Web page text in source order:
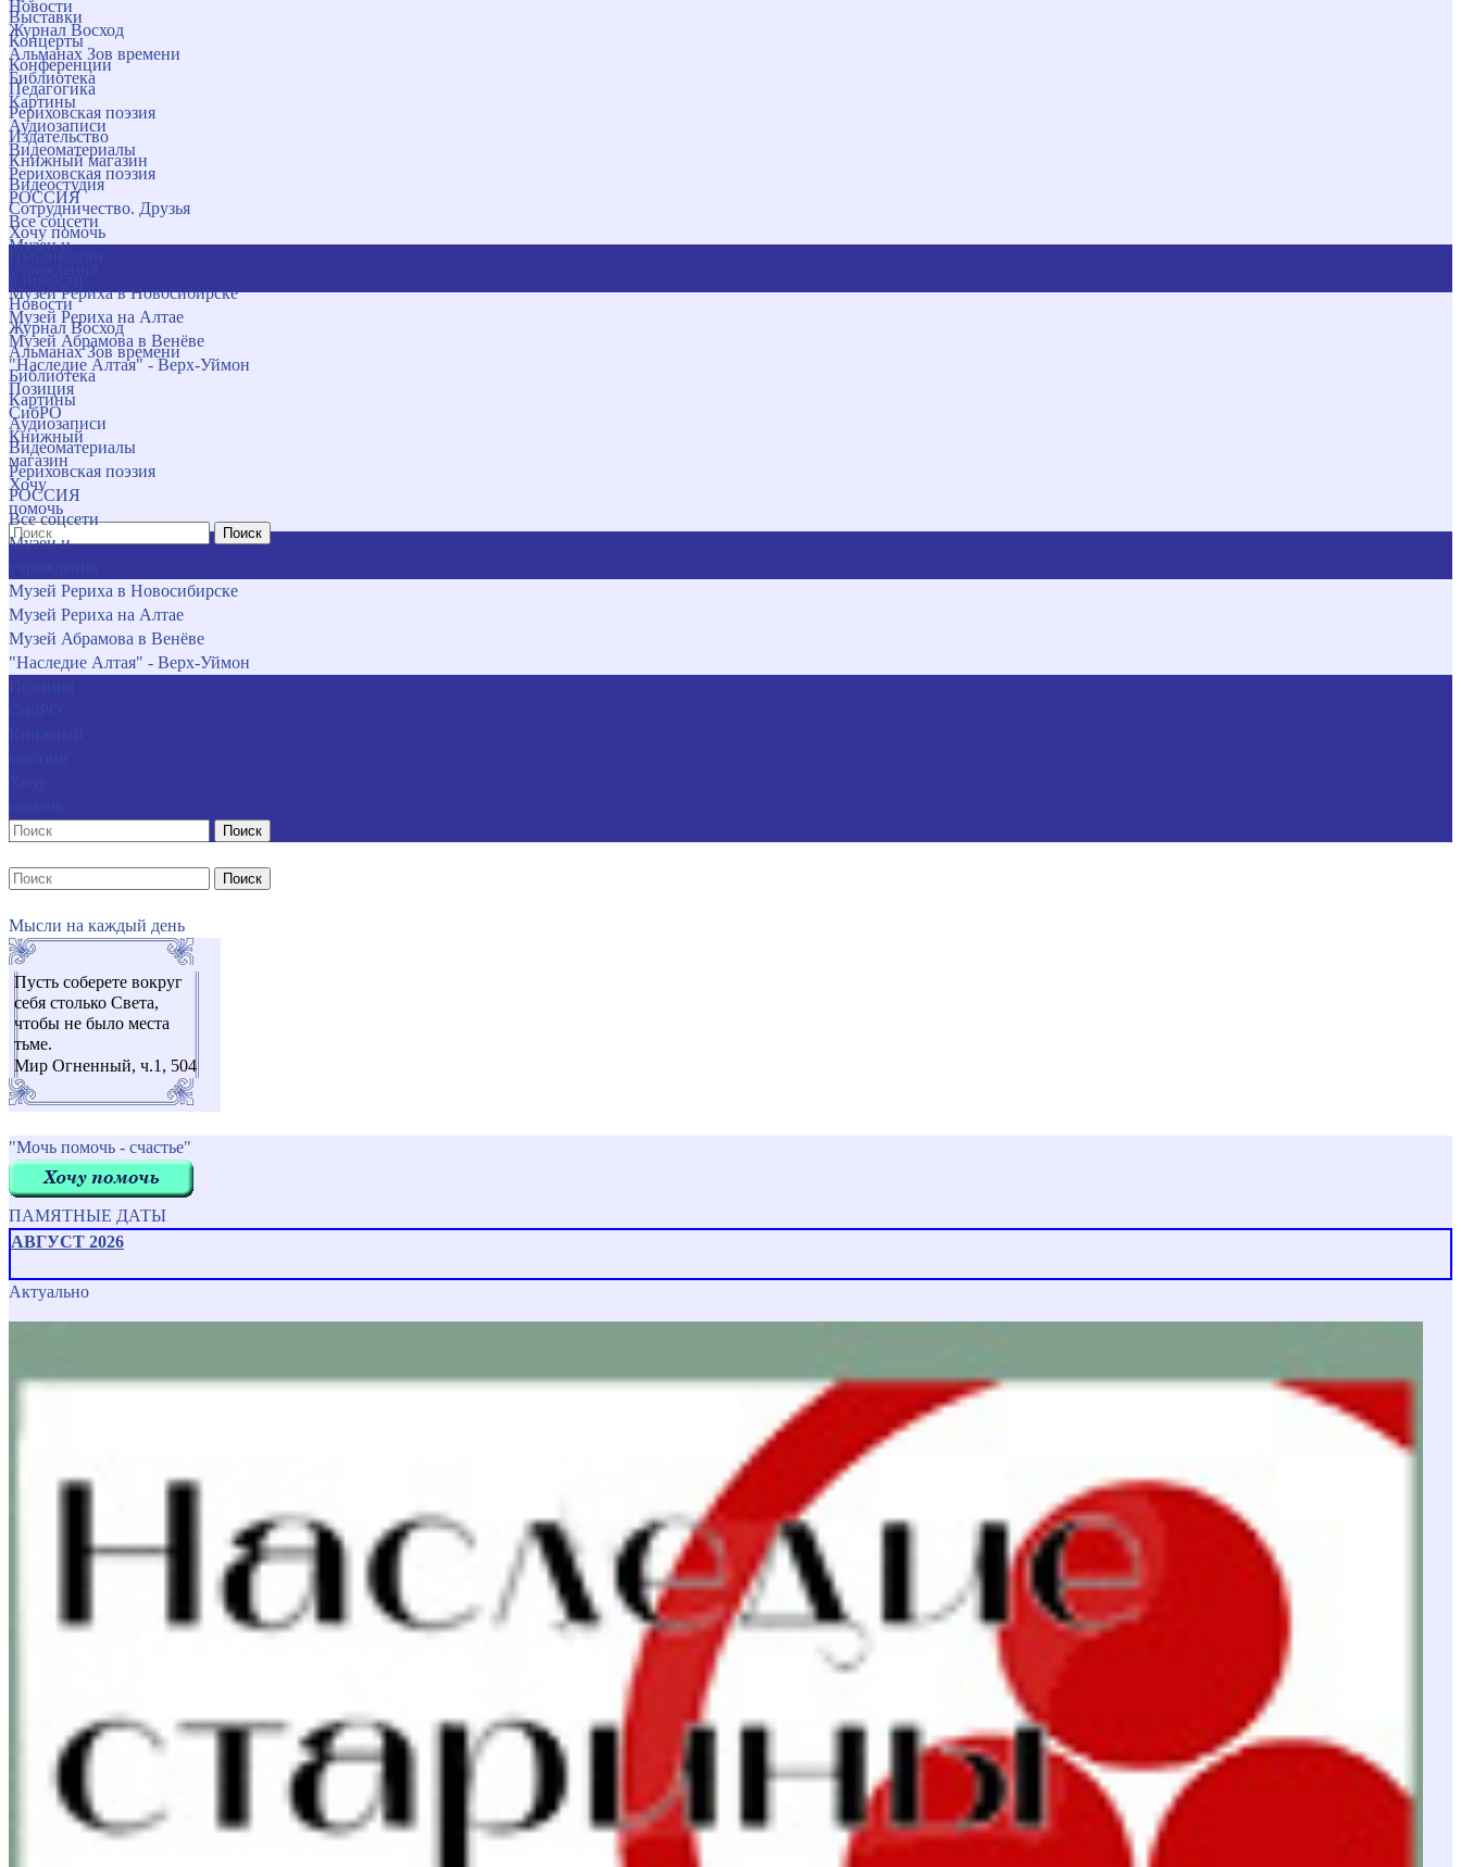
Новости
Журнал Восход
Альманах Зов времени
Библиотека
Картины
Аудиозаписи
Видеоматериалы
Рериховская поэзия
РОССИЯ
Все соцсети
Музеи и
Музей Рериха в Новосибирске
Музей Рериха на Алтае
Музей Абрамова в Венёве
"Наследие Алтая" - Верх-Уймон
Позиция
СибРО
Книжный
магазин
Хочу
помочь
Поиск
Выставки
Концерты
Конференции
Педагогика
Рериховская поэзия
Издательство
Книжный магазин
Видеостудия
Сотрудничество. Друзья
Хочу помочь
Новости
Журнал Восход
Альманах Зов времени
Библиотека
Картины
Аудиозаписи
Видеоматериалы
Рериховская поэзия
РОССИЯ
Все соцсети
Музеи и
Музей Рериха в Новосибирске
Музей Рериха на Алтае
Музей Абрамова в Венёве
"Наследие Алтая" - Верх-Уймон
Поиск
Поиск
Мысли на каждый день
Пусть соберете вокруг
себя столько Света,
чтобы не было места
тьме.
Мир Огненный, ч.1, 504
"Мочь помочь - счастье"
ПАМЯТНЫЕ ДАТЫ
АВГУСТ 2026
Актуально